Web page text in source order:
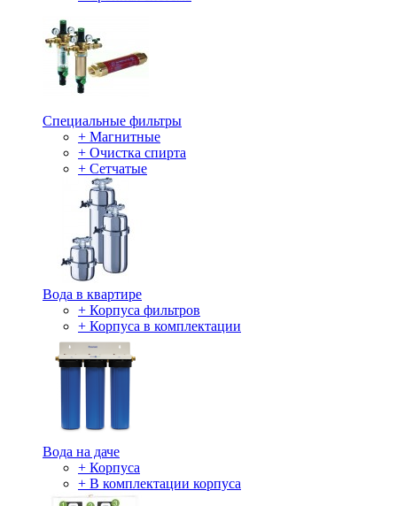
Специальные фильтры
+ Магнитные
+ Очистка спирта
+ Сетчатые
Вода в квартире
+ Корпуса фильтров
+ Корпуса в комплектации
Вода на даче
+ Корпуса
+ В комплектации корпуса